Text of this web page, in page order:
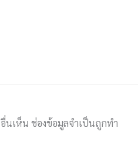
นเห็น ช่องข้อมูลจำเป็นถูกทำ